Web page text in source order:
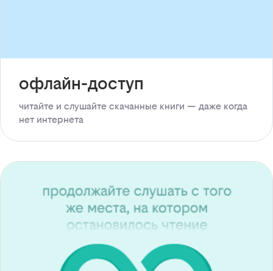
офлайн-доступ
читайте и слушайте скачанные книги — даже когда
нет интернета